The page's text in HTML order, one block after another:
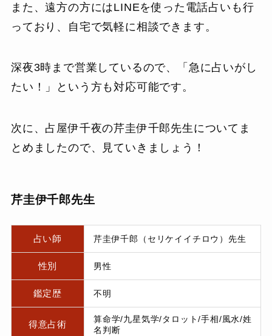
また、遠方の方にはLINEを使った電話占いも行
っており、自宅で気軽に相談できます。
深夜3時まで営業しているので、「急に占いがし
たい！」という方も対応可能です。
次に、占屋伊千夜の芹圭伊千郎先生についてま
とめましたので、見ていきましょう！
芹圭伊千郎先生
占い師 芹圭伊千郎（セリケイイチロウ）先生
性別 男性
鑑定歴 不明
得意占術
算命学/九星気学/タロット/手相/風水/姓
名判断